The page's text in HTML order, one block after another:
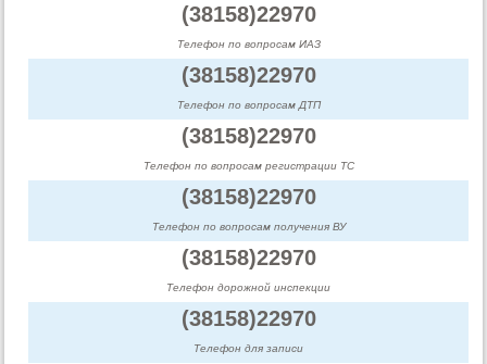
(38158)22970
Телефон по вопросам ИАЗ
(38158)22970
Телефон по вопросам ДТП
(38158)22970
Телефон по вопросам регистрации ТС
(38158)22970
Телефон по вопросам получения ВУ
(38158)22970
Телефон дорожной инспекции
(38158)22970
Телефон для записи